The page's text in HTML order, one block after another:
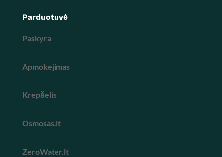
Parduotuvė
Paskyra
Apmokejimas
Krepšelis
Osmosas.lt
ZeroWater.lt